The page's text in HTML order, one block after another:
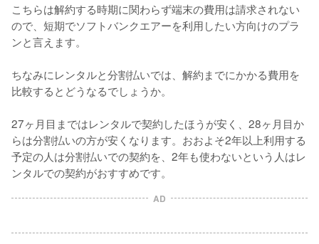
こちらは解約する時期に関わらず端末の費用は請求されない
ので、短期でソフトバンクエアーを利用したい方向けのプラ
ンと言えます。
ちなみにレンタルと分割払いでは、解約までにかかる費用を
比較するとどうなるでしょうか。
27ヶ月目まではレンタルで契約したほうが安く、28ヶ月目か
らは分割払いの方が安くなります。おおよそ2年以上利用する
予定の人は分割払いでの契約を、2年も使わないという人はレ
ンタルでの契約がおすすめです。
AD